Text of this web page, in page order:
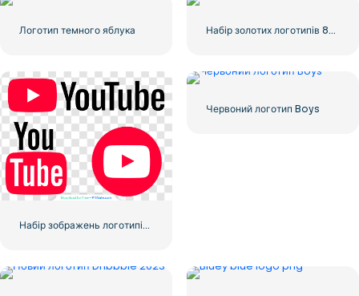
Логотип темного яблука
Червоний логотип Boys